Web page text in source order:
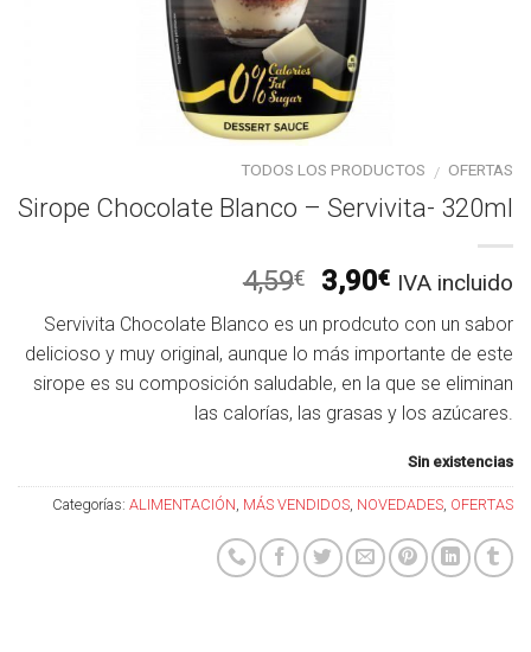
TODOS LOS PRODUCTOS / OFERTAS
Sirope Chocolate Blanco – Servivita- 320ml
4,59€
El
precio
original
era:
4,59€.
3,90€El
actual
es:
3,90€.
IVA incluido
Servivita Chocolate Blanco es un prodcuto con un sabor
delicioso y muy original, aunque lo más importante de este
sirope es su composición saludable, en la que se eliminan
las calorías, las grasas y los azúcares.
Sin existencias
Categorías: ALIMENTACIÓN, MÁS VENDIDOS, NOVEDADES, OFERTAS